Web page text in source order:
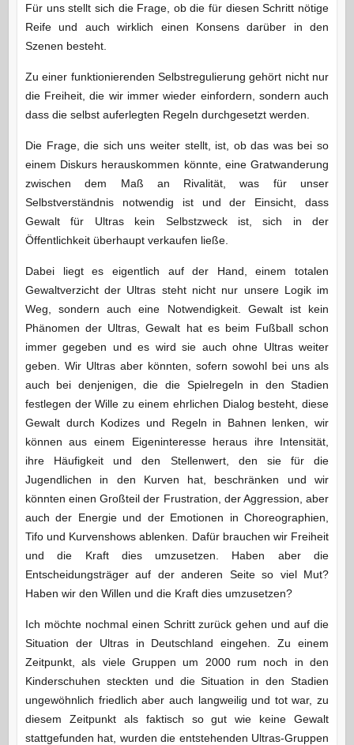
Für uns stellt sich die Frage, ob die für diesen Schritt nötige
Reife und auch wirklich einen Konsens darüber in den
Szenen besteht.
Zu einer funktionierenden Selbstregulierung gehört nicht nur
die Freiheit, die wir immer wieder einfordern, sondern auch
dass die selbst auferlegten Regeln durchgesetzt werden.
Die Frage, die sich uns weiter stellt, ist, ob das was bei so
einem Diskurs herauskommen könnte, eine Gratwanderung
zwischen dem Maß an Rivalität, was für unser
Selbstverständnis notwendig ist und der Einsicht, dass
Gewalt für Ultras kein Selbstzweck ist, sich in der
Öffentlichkeit überhaupt verkaufen ließe.
Dabei liegt es eigentlich auf der Hand, einem totalen
Gewaltverzicht der Ultras steht nicht nur unsere Logik im
Weg, sondern auch eine Notwendigkeit. Gewalt ist kein
Phänomen der Ultras, Gewalt hat es beim Fußball schon
immer gegeben und es wird sie auch ohne Ultras weiter
geben. Wir Ultras aber könnten, sofern sowohl bei uns als
auch bei denjenigen, die die Spielregeln in den Stadien
festlegen der Wille zu einem ehrlichen Dialog besteht, diese
Gewalt durch Kodizes und Regeln in Bahnen lenken, wir
können aus einem Eigeninteresse heraus ihre Intensität,
ihre Häufigkeit und den Stellenwert, den sie für die
Jugendlichen in den Kurven hat, beschränken und wir
könnten einen Großteil der Frustration, der Aggression, aber
auch der Energie und der Emotionen in Choreographien,
Tifo und Kurvenshows ablenken. Dafür brauchen wir Freiheit
und die Kraft dies umzusetzen. Haben aber die
Entscheidungsträger auf der anderen Seite so viel Mut?
Haben wir den Willen und die Kraft dies umzusetzen?
Ich möchte nochmal einen Schritt zurück gehen und auf die
Situation der Ultras in Deutschland eingehen. Zu einem
Zeitpunkt, als viele Gruppen um 2000 rum noch in den
Kinderschuhen steckten und die Situation in den Stadien
ungewöhnlich friedlich aber auch langweilig und tot war, zu
diesem Zeitpunkt als faktisch so gut wie keine Gewalt
stattgefunden hat, wurden die entstehenden Ultras-Gruppen